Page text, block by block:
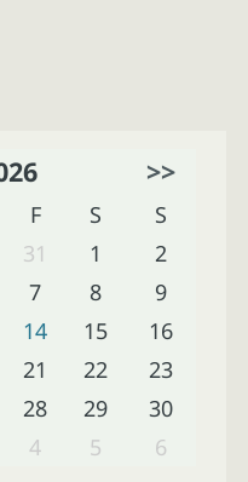
>>
F S
S
31 1
2
7 8
9
14 15
16
21 22
23
28 29
30
4 5 6